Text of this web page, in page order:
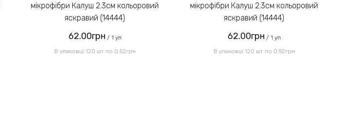
Надіслати
мікрофібри Калуш 2.3см кольоровий
яскравий (14444)
62.00грн / 1 уп
В упаковці 120 шт по 0.52грн
мікрофібри Калуш 2.3см кольоровий
яскравий (14444)
62.00грн / 1 уп
В упаковці 120 шт по 0.52грн